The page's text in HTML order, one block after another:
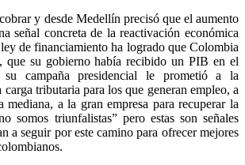
y desde Medellín precisó que el aumento
señal concreta de la reactivación económica
de financiamiento ha logrado que Colombia
que su gobierno había recibido un PIB en el
campaña presidencial le prometió a la
tributaria para los que generan empleo, a
mediana, a la gran empresa para recuperar la
somos triunfalistas” pero estas son señales
a seguir por este camino para ofrecer mejores